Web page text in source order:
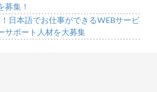
募集！
日本語でお仕事ができるWEBサービ
サポート人材を大募集